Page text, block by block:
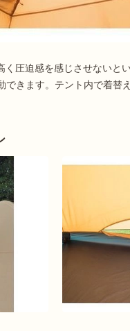
く圧迫感を感じさせないと
できます。テント内で着替